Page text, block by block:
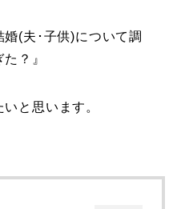
(夫･子供)について調
？』
と思います。